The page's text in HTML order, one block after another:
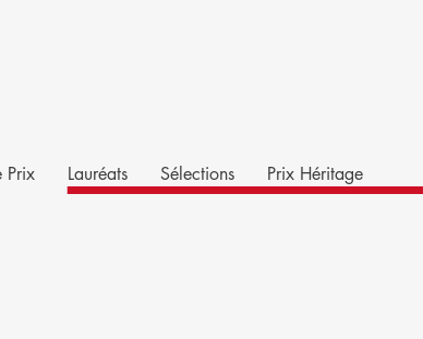
Prix Lauréats Sélections Prix Héritage